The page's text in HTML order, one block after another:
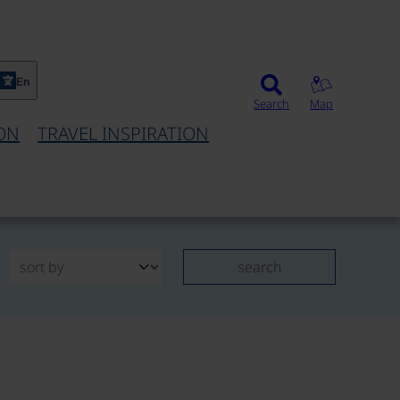
En
TRAVEL INSPIRATION
Search Map
search